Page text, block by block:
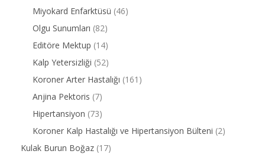
Miyokard Enfarktüsü (46)
Olgu Sunumları (82)
Editöre Mektup (14)
Kalp Yetersizliği (52)
Koroner Arter Hastalığı (161)
Anjina Pektoris (7)
Hipertansiyon (73)
Koroner Kalp Hastalığı ve Hipertansiyon Bülteni (2)
Kulak Burun Boğaz (17)